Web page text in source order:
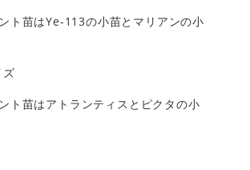
ト苗はYe-113の小苗とマリアンの小
ズ
ト苗はアトランティスとピクタの小